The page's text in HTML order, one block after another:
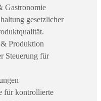
Gastronomie
gesetzlicher
Produktion
Steuerung für
für kontrollierte